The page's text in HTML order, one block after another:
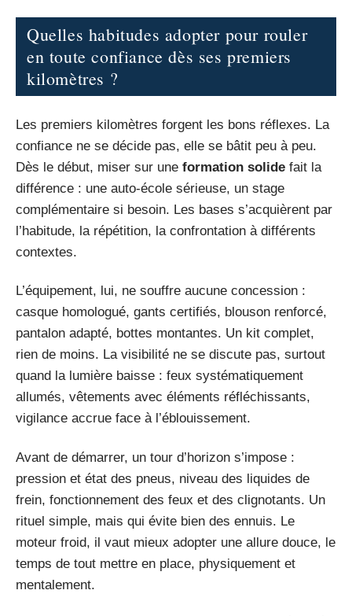
Quelles habitudes adopter pour rouler
en toute confiance dès ses premiers
kilomètres ?
Les premiers kilomètres forgent les bons réflexes. La
confiance ne se décide pas, elle se bâtit peu à peu.
Dès le début, miser sur une formation solide fait la
différence : une auto-école sérieuse, un stage
complémentaire si besoin. Les bases s’acquièrent par
l’habitude, la répétition, la confrontation à différents
contextes.
L’équipement, lui, ne souffre aucune concession :
casque homologué, gants certifiés, blouson renforcé,
pantalon adapté, bottes montantes. Un kit complet,
rien de moins. La visibilité ne se discute pas, surtout
quand la lumière baisse : feux systématiquement
allumés, vêtements avec éléments réfléchissants,
vigilance accrue face à l’éblouissement.
Avant de démarrer, un tour d’horizon s’impose :
pression et état des pneus, niveau des liquides de
frein, fonctionnement des feux et des clignotants. Un
rituel simple, mais qui évite bien des ennuis. Le
moteur froid, il vaut mieux adopter une allure douce, le
temps de tout mettre en place, physiquement et
mentalement.